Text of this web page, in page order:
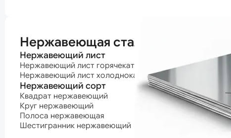
Нержавеющая сталь
Нержавеющий лист
Нержавеющий лист горячекатаный
Нержавеющий лист холоднокатаный
Нержавеющий сорт
Квадрат нержавеющий
Круг нержавеющий
Полоса нержавеющая
Шестигранник нержавеющий